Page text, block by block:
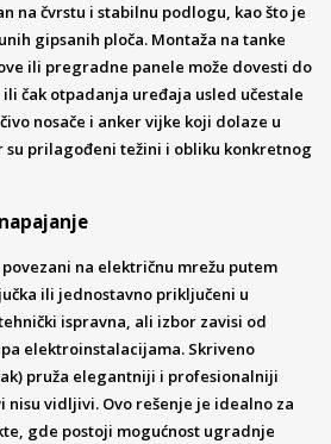
na čvrstu i stabilnu podlogu, kao što je
gipsanih ploča. Montaža na tanke
ili pregradne panele može dovesti do
čak otpadanja uređaja usled učestale
nosače i anker vijke koji dolaze u
su prilagođeni težini i obliku konkretnog
na električnu mrežu putem
ili jednostavno priključeni u
ispravna, ali izbor zavisi od
elektroinstalacijama. Skriveno
pruža elegantniji i profesionalniji
vidljivi. Ovo rešenje je idealno za
gde postoji mogućnost ugradnje